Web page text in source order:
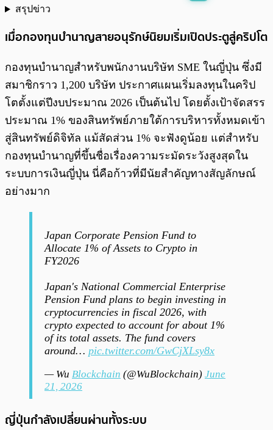
สรุปข่าว
เมื่อกองทุนบำนาญสายอนุรักษ์นิยมเริ่มเปิดประตูสู่คริปโต
กองทุนบำนาญสำหรับพนักงานบริษัท SME ในญี่ปุ่น ซึ่งมี
สมาชิกราว 1,200 บริษัท ประกาศแผนเริ่มลงทุนในคริป
โตตั้งแต่ปีงบประมาณ 2026 เป็นต้นไป โดยตั้งเป้าจัดสรร
ประมาณ 1% ของสินทรัพย์ภายใต้การบริหารทั้งหมดเข้า
สู่สินทรัพย์ดิจิทัล แม้สัดส่วน 1% จะฟังดูน้อย แต่สำหรับ
กองทุนบำนาญที่ขึ้นชื่อเรื่องความระมัดระวังสูงสุดใน
ระบบการเงินญี่ปุ่น นี่คือก้าวที่มีนัยสำคัญทางสัญลักษณ์
อย่างมาก
Japan Corporate Pension Fund to
Allocate 1% of Assets to Crypto in
FY2026
Japan's National Commercial Enterprise
Pension Fund plans to begin investing in
cryptocurrencies in fiscal 2026, with
crypto expected to account for about 1%
of its total assets. The fund covers
around… pic.twitter.com/GwCjXLsy8x
— Wu Blockchain (@WuBlockchain) June
21, 2026
ญี่ปุ่นกำลังเปลี่ยนผ่านทั้งระบบ